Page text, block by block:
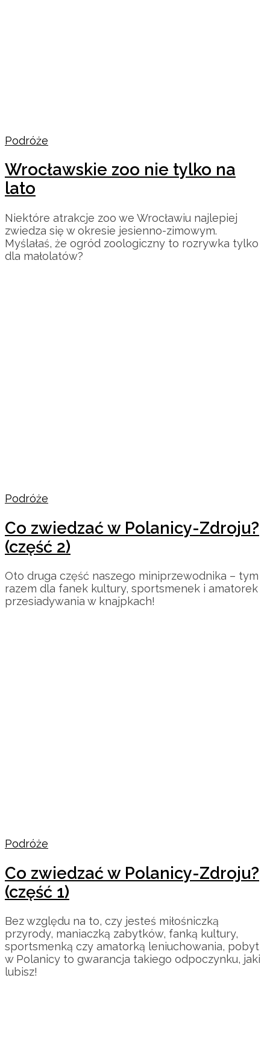
Podróże
Wrocławskie zoo nie tylko na
lato
Niektóre atrakcje zoo we Wrocławiu najlepiej
zwiedza się w okresie jesienno-zimowym.
Myślałaś, że ogród zoologiczny to rozrywka tylko
dla małolatów?
Podróże
Co zwiedzać w Polanicy-Zdroju?
(część 2)
Oto druga część naszego miniprzewodnika – tym
razem dla fanek kultury, sportsmenek i amatorek
przesiadywania w knajpkach!
Podróże
Co zwiedzać w Polanicy-Zdroju?
(część 1)
Bez względu na to, czy jesteś miłośniczką
przyrody, maniaczką zabytków, fanką kultury,
sportsmenką czy amatorką leniuchowania, pobyt
w Polanicy to gwarancja takiego odpoczynku, jaki
lubisz!